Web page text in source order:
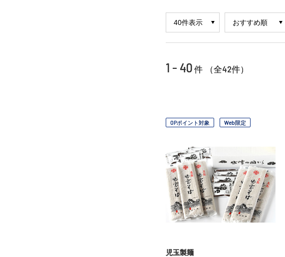
1 - 40 件 （全42件）
OPポイント対象 Web限定
児玉製麺